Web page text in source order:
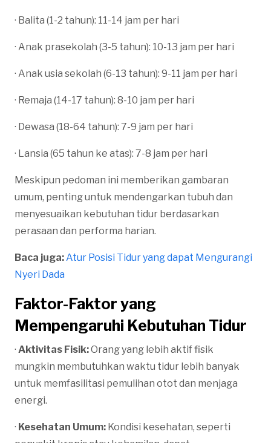
· Balita (1-2 tahun): 11-14 jam per hari
· Anak prasekolah (3-5 tahun): 10-13 jam per hari
· Anak usia sekolah (6-13 tahun): 9-11 jam per hari
· Remaja (14-17 tahun): 8-10 jam per hari
· Dewasa (18-64 tahun): 7-9 jam per hari
· Lansia (65 tahun ke atas): 7-8 jam per hari
Meskipun pedoman ini memberikan gambaran
umum, penting untuk mendengarkan tubuh dan
menyesuaikan kebutuhan tidur berdasarkan
perasaan dan performa harian.
Baca juga:Atur Posisi Tidur yang dapat Mengurangi
Nyeri Dada
Faktor-Faktor yang
Mempengaruhi Kebutuhan Tidur
· Aktivitas Fisik:Orang yang lebih aktif fisik
mungkin membutuhkan waktu tidur lebih banyak
untuk memfasilitasi pemulihan otot dan menjaga
energi.
· Kesehatan Umum: Kondisi kesehatan, seperti